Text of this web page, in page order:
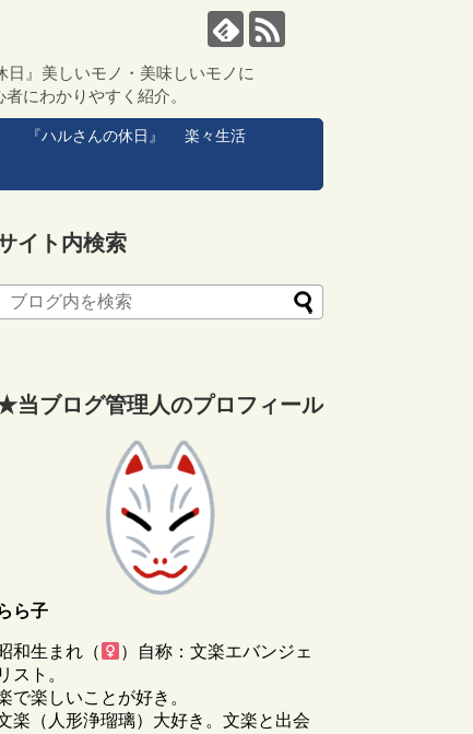
』美しいモノ・美味しいモノに
にわかりやすく紹介。
『ハルさんの休日』
楽々生活
イト内検索
当ブログ管理人のプロフィール
ら子
和生まれ（
）自称：文楽エバンジェ
リスト。
で楽しいことが好き。
楽（人形浄瑠璃）大好き。文楽と出会